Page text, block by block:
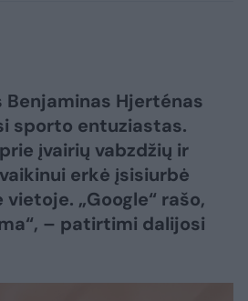
Hjerténas
sporto entuziastas.
įvairių vabzdžių ir
erkė įsisiurbė
„Google“ rašo,
– patirtimi dalijosi